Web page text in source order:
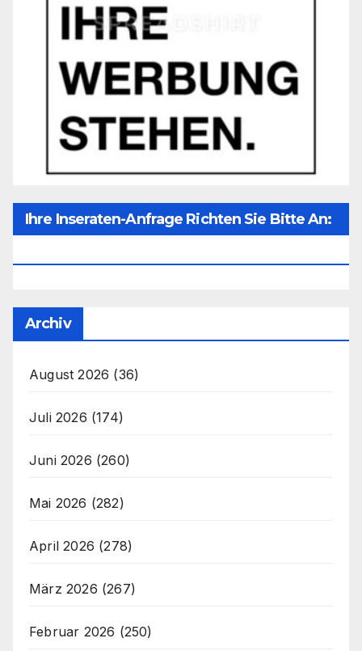
Ihre Inseraten-Anfrage Richten Sie Bitte An:
Archiv
August 2026 (36)
Juli 2026 (174)
Juni 2026 (260)
Mai 2026 (282)
April 2026 (278)
März 2026 (267)
Februar 2026 (250)